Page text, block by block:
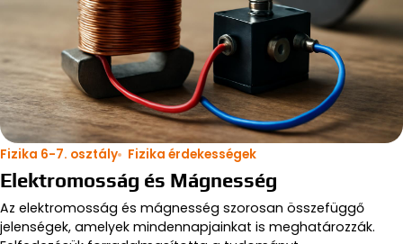
Fizika 6-7. osztály Fizika érdekességek
Elektromosság és Mágnesség
Az elektromosság és mágnesség szorosan összefüggő
jelenségek, amelyek mindennapjainkat is meghatározzák.